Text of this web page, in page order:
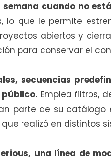
cuando no
lo que le permite
abiertos y
para conservar el
secuencias
Emplea filtros,
parte de su
realizó en distintos
una línea de